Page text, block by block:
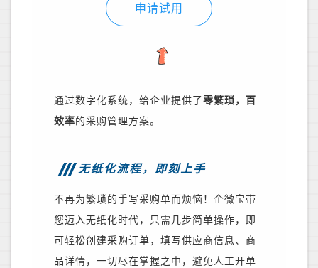
申请试用
通过数字化系统，给企业提供了零繁琐，百
效率的采购管理方案。
无纸化流程，即刻上手
不再为繁琐的手写采购单而烦恼！企微宝带
您迈入无纸化时代，只需几步简单操作，即
可轻松创建采购订单，填写供应商信息、 商
品详情 ，一切尽在掌握之中 ， 避免人工开单